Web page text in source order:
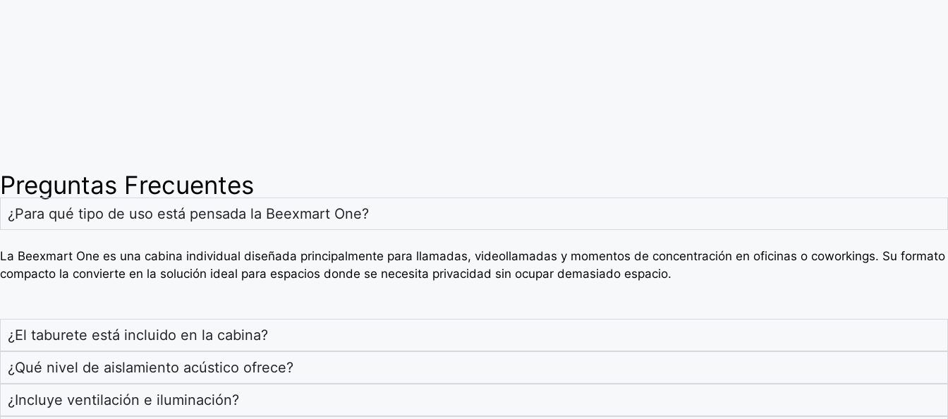
Preguntas Frecuentes
¿Para qué tipo de uso está pensada la Beexmart One?
La Beexmart One es una cabina individual diseñada principalmente para llamadas, videollamadas y momentos de concentración en oficinas o coworkings. Su formato
compacto la convierte en la solución ideal para espacios donde se necesita privacidad sin ocupar demasiado espacio.
¿El taburete está incluido en la cabina?
¿Qué nivel de aislamiento acústico ofrece?
¿Incluye ventilación e iluminación?